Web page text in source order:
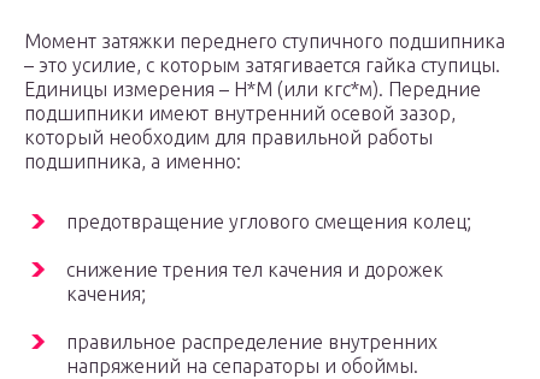
Момент затяжки переднего ступичного подшипника
– это усилие, с которым затягивается гайка ступицы.
Единицы измерения – Н*М (или кгс*м). Передние
подшипники имеют внутренний осевой зазор,
который необходим для правильной работы
подшипника, а именно:
предотвращение углового смещения колец;
снижение трения тел качения и дорожек
качения;
правильное распределение внутренних
напряжений на сепараторы и обоймы.